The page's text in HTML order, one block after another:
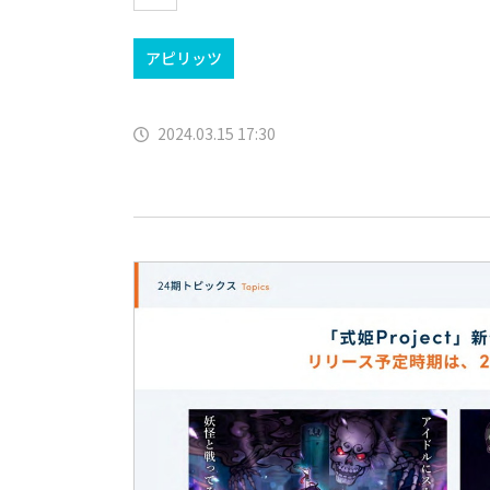
アピリッツ
2024.03.15 17:30